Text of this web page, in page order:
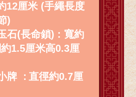
12厘米 (手繩長度
)
石(長命鎖) : 寬約
1.5厘米高0.3厘
牌 : 直徑約0.7厘